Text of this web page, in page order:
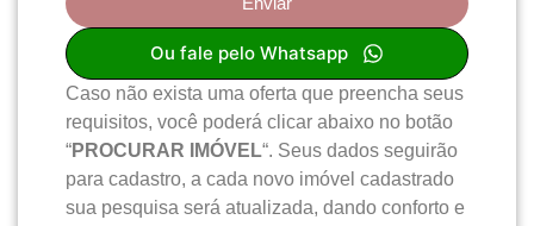
Ou fale pelo Whatsapp
Caso não exista uma oferta que preencha seus
requisitos, você poderá clicar abaixo no botão
“PROCURAR IMÓVEL“. Seus dados seguirão
para cadastro, a cada novo imóvel cadastrado
sua pesquisa será atualizada, dando conforto e